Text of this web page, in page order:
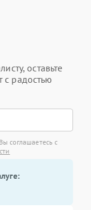
оставьте
радостью
соглашаетесь с